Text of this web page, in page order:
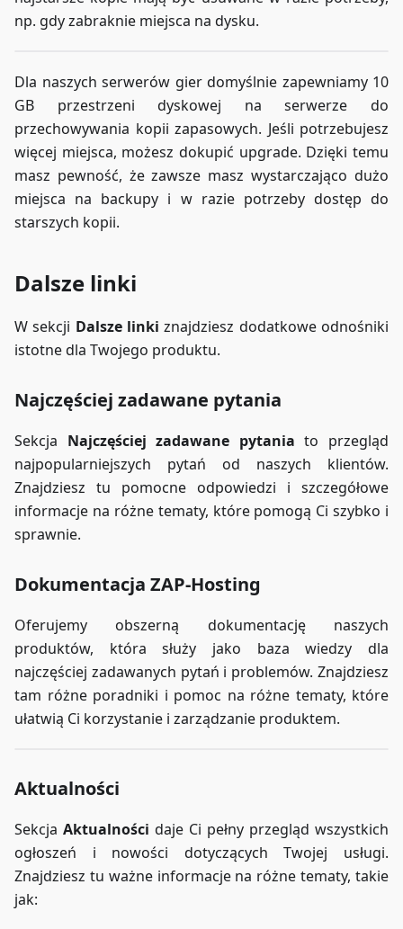
np. gdy zabraknie miejsca na dysku.
Dla naszych serwerów gier domyślnie zapewniamy 10
GB przestrzeni dyskowej na serwerze do
przechowywania kopii zapasowych. Jeśli potrzebujesz
więcej miejsca, możesz dokupić upgrade. Dzięki temu
masz pewność, że zawsze masz wystarczająco dużo
miejsca na backupy i w razie potrzeby dostęp do
starszych kopii.
Dalsze linki
W sekcji Dalsze linki znajdziesz dodatkowe odnośniki
istotne dla Twojego produktu.
Najczęściej zadawane pytania
Sekcja Najczęściej zadawane pytania to przegląd
najpopularniejszych pytań od naszych klientów.
Znajdziesz tu pomocne odpowiedzi i szczegółowe
informacje na różne tematy, które pomogą Ci szybko i
sprawnie.
Dokumentacja ZAP-Hosting
Oferujemy obszerną dokumentację naszych
produktów, która służy jako baza wiedzy dla
najczęściej zadawanych pytań i problemów. Znajdziesz
tam różne poradniki i pomoc na różne tematy, które
ułatwią Ci korzystanie i zarządzanie produktem.
Aktualności
Sekcja Aktualności daje Ci pełny przegląd wszystkich
ogłoszeń i nowości dotyczących Twojej usługi.
Znajdziesz tu ważne informacje na różne tematy, takie
jak: